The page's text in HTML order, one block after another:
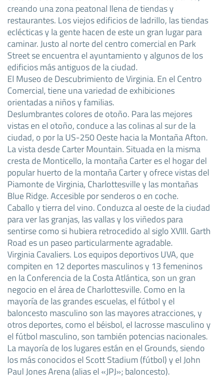
creando una zona peatonal llena de tiendas y
restaurantes. Los viejos edificios de ladrillo, las tiendas
eclécticas y la gente hacen de este un gran lugar para
caminar. Justo al norte del centro comercial en Park
Street se encuentra el ayuntamiento y algunos de los
edificios más antiguos de la ciudad.
El Museo de Descubrimiento de Virginia. En el Centro
Comercial, tiene una variedad de exhibiciones
orientadas a niños y familias.
Deslumbrantes colores de otoño. Para las mejores
vistas en el otoño, conduce a las colinas al sur de la
ciudad, o por la US-250 Oeste hacia la Montaña Afton.
La vista desde Carter Mountain. Situada en la misma
cresta de Monticello, la montaña Carter es el hogar del
popular huerto de la montaña Carter y ofrece vistas del
Piamonte de Virginia, Charlottesville y las montañas
Blue Ridge. Accesible por senderos o en coche.
Caballo y tierra del vino. Conduzca al oeste de la ciudad
para ver las granjas, las vallas y los viñedos para
sentirse como si hubiera retrocedido al siglo XVIII. Garth
Road es un paseo particularmente agradable.
Virginia Cavaliers. Los equipos deportivos UVA, que
compiten en 12 deportes masculinos y 13 femeninos
en la Conferencia de la Costa Atlántica, son un gran
negocio en el área de Charlottesville. Como en la
mayoría de las grandes escuelas, el fútbol y el
baloncesto masculino son las mayores atracciones, y
otros deportes, como el béisbol, el lacrosse masculino y
el fútbol masculino, son también potencias nacionales.
La mayoría de los lugares están en el Grounds, siendo
los más conocidos el Scott Stadium (fútbol) y el John
Paul Jones Arena (alias el «JPJ»; baloncesto).